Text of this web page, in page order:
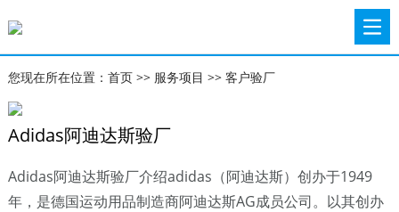
您现在所在位置： 首页>> 服务项目 >> 客户验厂
Adidas阿迪达斯验厂
Adidas阿迪达斯验厂介绍adidas（阿迪达斯）创办于1949
年，是德国运动用品制造商阿迪达斯AG成员公司。以其创办